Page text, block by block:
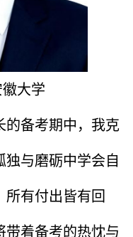
大学
备考期中，我克
与磨砺中学会自
有付出皆有回
带着备考的热忱与